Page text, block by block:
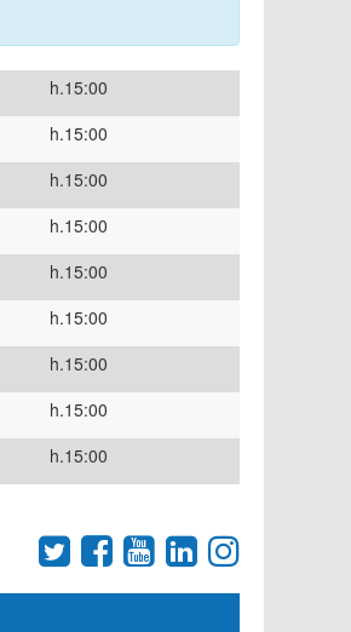
h.15:00
h.15:00
h.15:00
h.15:00
h.15:00
h.15:00
h.15:00
h.15:00
h.15:00